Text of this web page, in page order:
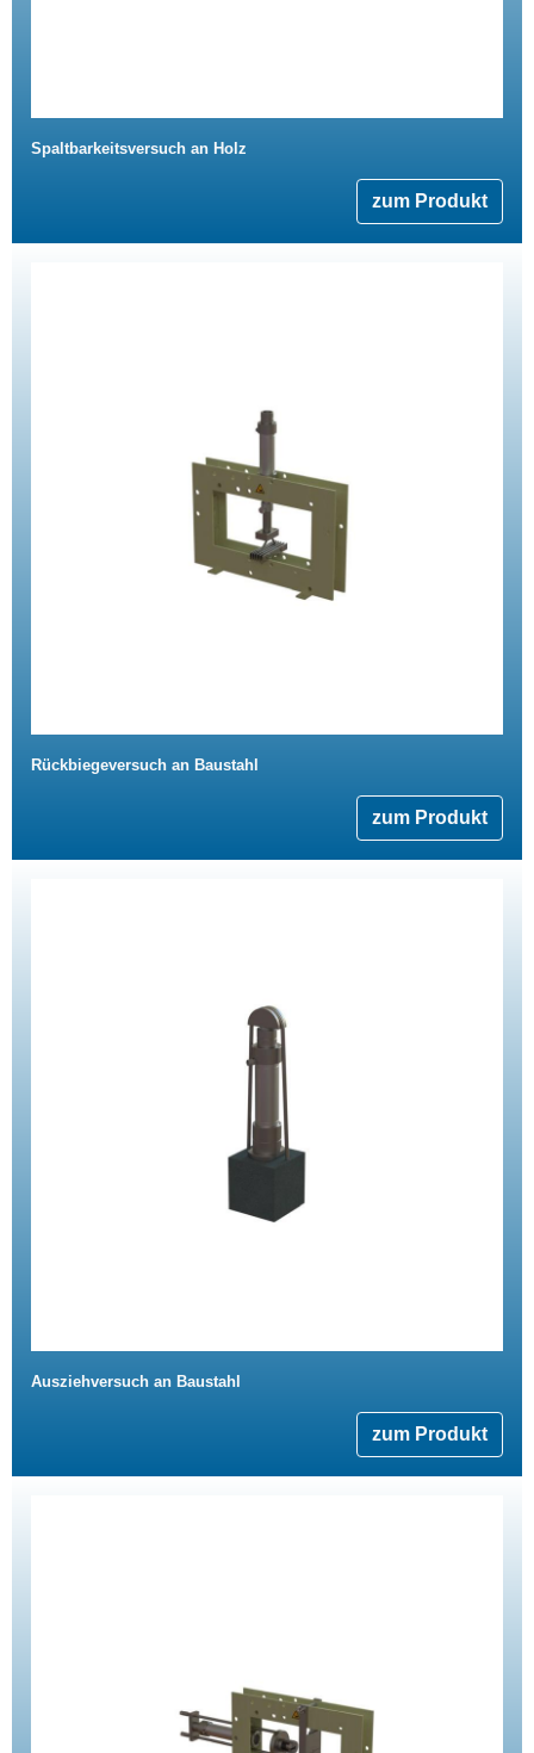
Spaltbarkeitsversuch an Holz
zum Produkt
Rückbiegeversuch an Baustahl
zum Produkt
Ausziehversuch an Baustahl
zum Produkt